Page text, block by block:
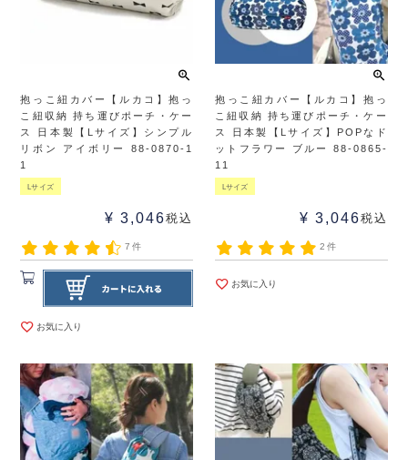
抱っこ紐カバー【ルカコ】抱っ
こ紐収納 持ち運びポーチ・ケー
ス 日本製【Lサイズ】シンプル
リボン アイボリー 88-0870-1
1
Lサイズ
¥ 3,046税込
7件
お気に入り
抱っこ紐カバー【ルカコ】抱っ
こ紐収納 持ち運びポーチ・ケー
ス 日本製【Lサイズ】POPなド
ットフラワー ブルー 88-0865-
11
Lサイズ
¥ 3,046税込
2件
お気に入り